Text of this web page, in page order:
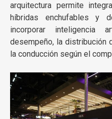
arquitectura permite
híbridas enchufables y
incorporar inteligencia
desempeño, la distribución
la conducción según el